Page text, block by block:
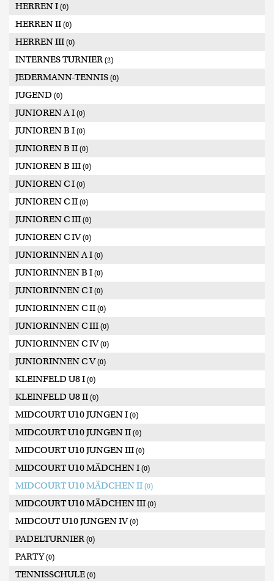
HERREN I (0)
HERREN II (0)
HERREN III (0)
INTERNES TURNIER (2)
JEDERMANN-TENNIS (0)
JUGEND (0)
JUNIOREN A I (0)
JUNIOREN B I (0)
JUNIOREN B II (0)
JUNIOREN B III (0)
JUNIOREN C I (0)
JUNIOREN C II (0)
JUNIOREN C III (0)
JUNIOREN C IV(0)
JUNIORINNEN A I (0)
JUNIORINNEN B I (0)
JUNIORINNEN C I (0)
JUNIORINNEN C II (0)
JUNIORINNEN C III (0)
JUNIORINNEN C IV(0)
JUNIORINNEN C V(0)
KLEINFELD U8 I (0)
KLEINFELD U8 II (0)
MIDCOURT U10 JUNGEN I (0)
MIDCOURT U10 JUNGEN II (0)
MIDCOURT U10 JUNGEN III (0)
MIDCOURT U10 MÄDCHEN I (0)
MIDCOURT U10 MÄDCHEN II (0)
MIDCOURT U10 MÄDCHEN III (0)
MIDCOUT U10 JUNGEN IV(0)
PADELTURNIER (0)
PARTY(0)
TENNISSCHULE (0)